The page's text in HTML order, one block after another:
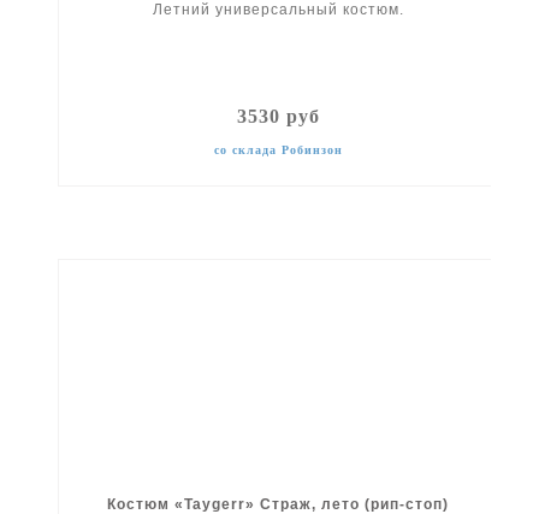
Летний универсальный костюм.
3530 руб
со склада Робинзон
Костюм «Taygerr» Страж, лето (рип-стоп)